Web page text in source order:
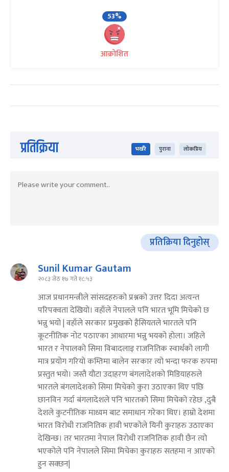
53%
आक्रोशित
प्रतिक्रिया भर्खरै पुराना लोकप्रिय
प्रतिक्रिया दिनुहोस्
Sunil Kumar Gautam
२०८३ जेठ १७ गते १८:५३
आज प्रधानमन्त्रीले सांसदहरुको प्रश्नको उत्तर दिदा अत्यन्त
परिपक्वता देखियो। वहाँले नेपालले पनि भारत भूमि मिचेको छ
भन्नु भयो | वहाँले सरकार प्रमुखको हैसियतले भारतले पनि
कूटनीतिक नोट पठाएका आधारमा भन्नु भयको होला। जहिले
भारत र नेपालको सिमा विबादलाइ राजनितिक स्वार्थको लागी
मात्र प्रयोग गरियो कम्तिमा बालेन सरकार त्यो भन्दा फरक रुपमा
प्रस्तुत भयो। जस्तै यौटा उदाहरण बंगलादेशको मिडियाहरुले
भारतले बंगलादेशको सिमा मिचेको कुरा उठाएका थिए पछि
छानविन गर्दा बंगलादेशले पनि भारतको सिमा मिचेको रहेछ ,दुबै
देशले कुटनीतिक माध्यम बाट समाधान गरेका थिए। हाम्रो देशमा
भारत विरोधी राजनितिक हावी भएकोले यिनी कुराहरु उठाएका
देखिन्छ। तर भारतमा नेपाल विरोधी राजनितिक हावी छैन त्यो
भएकोले पनि नेपालले सिमा मिचेका कुराहरु सतहमा न आएको
हुन सक्छन|